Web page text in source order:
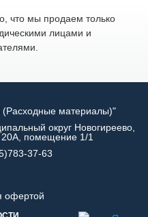
что мы продаем только
лицами и
материалы)"
округ Новогиреево,
20А, помещение 1/1
37-63
офертой